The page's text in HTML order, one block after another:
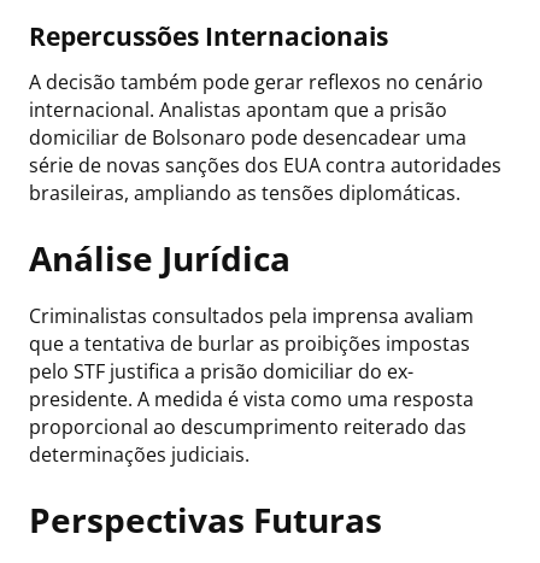
Repercussões Internacionais
A decisão também pode gerar reflexos no cenário
internacional. Analistas apontam que a prisão
domiciliar de Bolsonaro pode desencadear uma
série de novas sanções dos EUA contra autoridades
brasileiras, ampliando as tensões diplomáticas.
Análise Jurídica
Criminalistas consultados pela imprensa avaliam
que a tentativa de burlar as proibições impostas
pelo STF justifica a prisão domiciliar do ex-
presidente. A medida é vista como uma resposta
proporcional ao descumprimento reiterado das
determinações judiciais.
Perspectivas Futuras